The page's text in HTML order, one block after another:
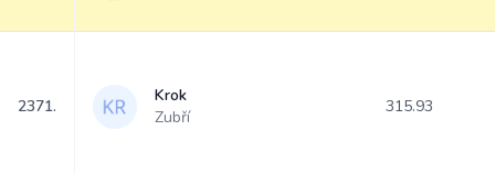
2371.
Krok
Zubří
315.93